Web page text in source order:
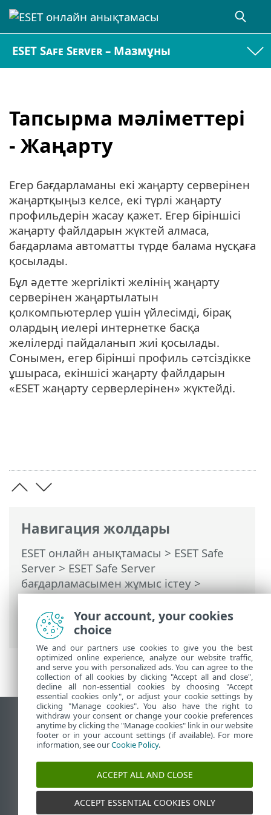
ESET Safe Server – Мазмұны
Тапсырма мәліметтері
- Жаңарту
Навигация жолдары
ESET онлайн анықтамасы > ESET Safe
Server > ESET Safe Server
бағдарламасымен жұмыс істеу>
Құралдар>Жоспарлағыш> Диалог
терезелері - Жоспарлағыш > Тапсырма
мәліметтері - Жаңарту
Егер бағдарламаны екі жаңарту серверінен
жаңартқыңыз келсе, екі түрлі жаңарту
профильдерін жасау қажет. Егер біріншісі
жаңарту файлдарын жүктей алмаса,
бағдарлама автоматты түрде балама нұсқаға
қосылады.
Бұл әдетте жергілікті желінің жаңарту
серверінен жаңартылатын
қолкомпьютерлер үшін үйлесімді, бірақ
олардың иелері интернетке басқа
желілерді пайдаланып жиі қосылады.
Сонымен, егер бірінші профиль сәтсіздікке
ұшыраса, екіншісі жаңарту файлдарын
«ESET жаңарту серверлерінен» жүктейді.
Жұмыс үстеліндегі сайтты қарау
End of Life
ESET білім қоры
ESET форумы
ESET Status Portal
Аймақтық қолдау
Your account, your cookies
choice
We and our partners use cookies to give you the best
optimized online experience, analyze our website traffic,
and serve you with personalized ads. You can agree to the
collection of all cookies by clicking "Accept all and close",
decline all non-essential cookies by choosing "Accept
essential cookies only", or adjust your cookie settings by
clicking "Manage cookies". You also have the right to
withdraw your consent or change your cookie preferences
anytime by clicking the "Manage cookies" link in our website
footer or in your account settings (if available). For more
information, see ourCookie Policy.
ACCEPT ALL AND CLOSE
ACCEPT ESSENTIAL COOKIES ONLY